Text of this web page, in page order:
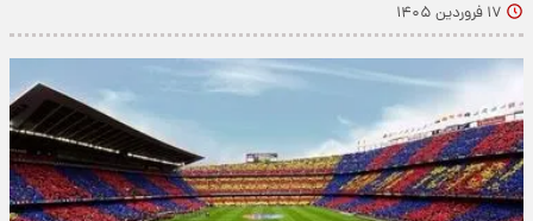
۱۷ فروردین ۱۴۰۵